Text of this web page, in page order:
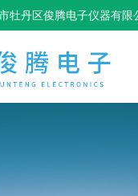
牡丹区俊腾电子仪器有限